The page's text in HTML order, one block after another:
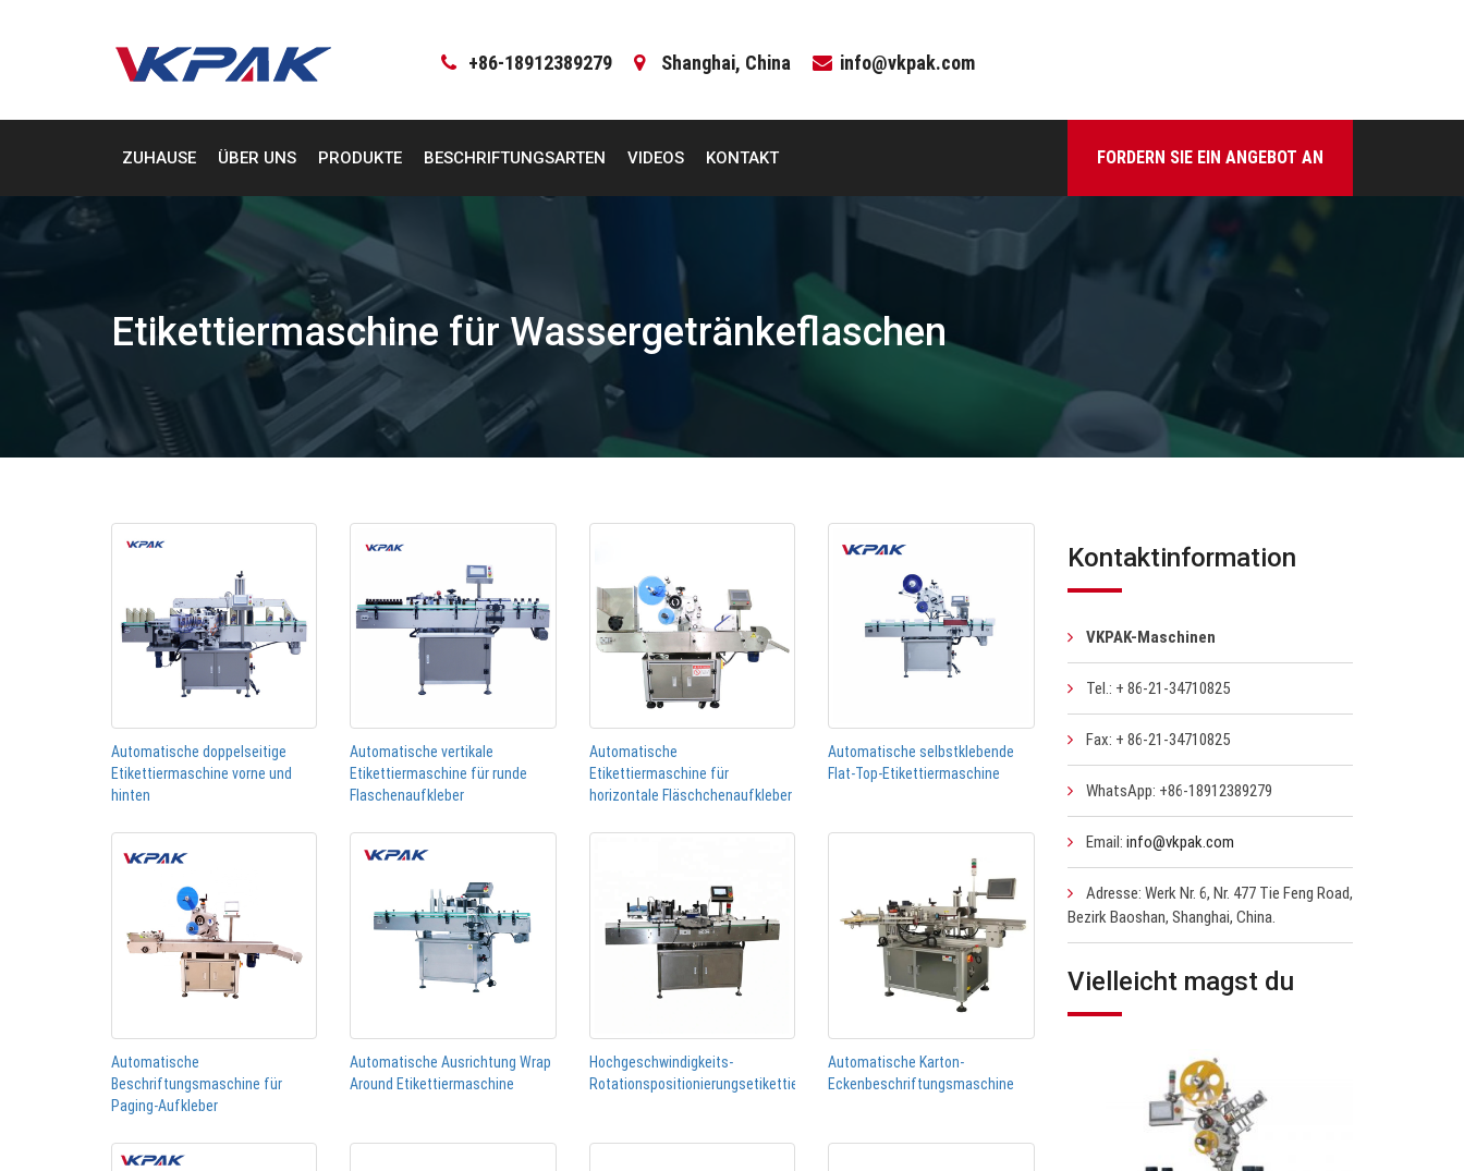
+86-18912389279 Shanghai, China info@vkpak.com
ZUHAUSE ÜBER UNS PRODUKTE BESCHRIFTUNGSARTEN VIDEOS KONTAKT FORDERN SIE EIN ANGEBOT AN
Etikettiermaschine für Wassergetränkeflaschen
Automatische doppelseitige
Etikettiermaschine vorne und
hinten
Automatische vertikale
Etikettiermaschine für runde
Flaschenaufkleber
Automatische
Etikettiermaschine für
horizontale Fläschchenaufkleber
Automatische selbstklebende
Flat-Top-Etikettiermaschine
Automatische
Beschriftungsmaschine für
Paging-Aufkleber
Automatische Ausrichtung Wrap
Around Etikettiermaschine
Hochgeschwindigkeits-
Rotationspositionierungsetikettiermaschine
Automatische Karton-
Eckenbeschriftungsmaschine
Kontaktinformation
VKPAK-Maschinen
Tel.: + 86-21-34710825
Fax: + 86-21-34710825
WhatsApp: +86-18912389279
Email: info@vkpak.com
Adresse: Werk Nr. 6, Nr. 477 Tie Feng Road,
Bezirk Baoshan, Shanghai, China.
Vielleicht magst du